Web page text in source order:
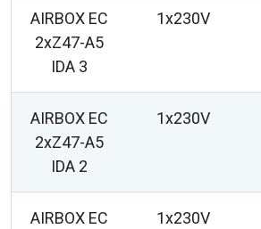
AIRBOX EC
2xZ47-A5
IDA 3
1x230V
AIRBOX EC
2xZ47-A5
IDA 2
1x230V
AIRBOX EC
1x230V